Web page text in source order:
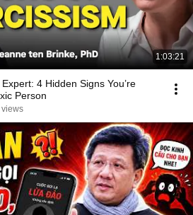
1:03:21
4 Hidden Signs You’re
Person